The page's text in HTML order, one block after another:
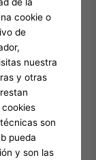
опытом,
Роналдо!
cookie o
de
nuestra
y otras
son
pueda
y son las